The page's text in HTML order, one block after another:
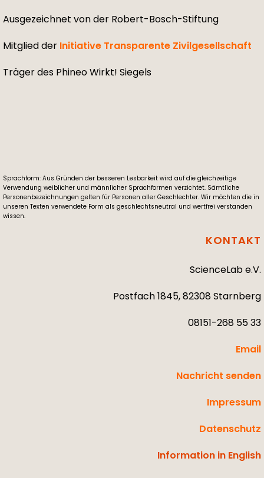
Ausgezeichnet von der Robert-Bosch-Stiftung
Mitglied der Initiative Transparente Zivilgesellschaft
Träger des Phineo Wirkt! Siegels
Sprachform: Aus Gründen der besseren Lesbarkeit wird auf die gleichzeitige
Verwendung weiblicher und männlicher Sprachformen verzichtet. Sämtliche
Personenbezeichnungen gelten für Personen aller Geschlechter. Wir möchten die in
unseren Texten verwendete Form als geschlechtsneutral und wertfrei verstanden
wissen.
KONTAKT
ScienceLab e.V.
Postfach 1845, 82308 Starnberg
08151-268 55 33
Email
Nachricht senden
Impressum
Datenschutz
Information in English